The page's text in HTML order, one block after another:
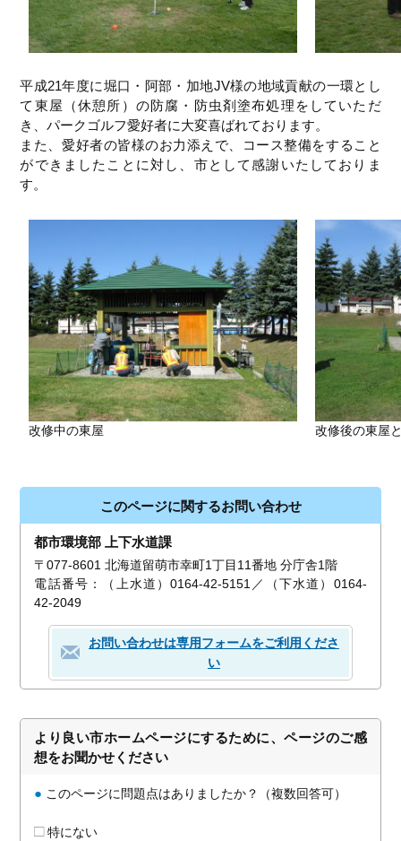
平成21年度に堀口・阿部・加地JV様の地域貢献の一環とし
て東屋（休憩所）の防腐・防虫剤塗布処理をしていただ
き、パークゴルフ愛好者に大変喜ばれております。
また、愛好者の皆様のお力添えで、コース整備をすること
ができましたことに対し、市として感謝いたしておりま
す。
改修中の東屋 改修後の東屋
このページに関するお問い合わせ
都市環境部 上下水道課
〒077-8601 北海道留萌市幸町1丁目11番地 分庁舎1階
電話番号：（上水道）0164-42-5151／（下水道）0164-
42-2049
お問い合わせは専用フォームをご利用くださ
い
より良い市ホームページにするために、ページのご感
想をお聞かせください
● このページに問題点はありましたか？（複数回答可）
特にない